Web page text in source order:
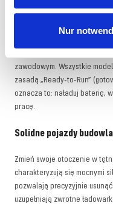
Nur
Revell Control
W naszym sklepie Revell
zawodowym. Wszystkie
zasadą „Ready-to-Run”
oznacza to: naładuj baterię,
pracę.
Solidne pojazdy
Zmień swoje otoczenie w
charakteryzują się mocnymi
pozwalają precyzyjnie
uzupełniają zwrotne